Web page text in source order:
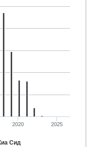
Сид
2020 2025